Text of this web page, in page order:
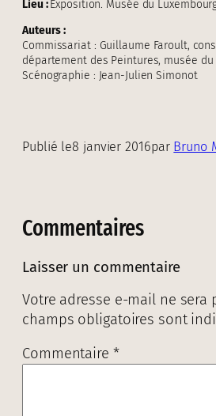
Lieu :Exposition. Musée du
Auteurs :
Commissariat : Guillaume Faroult,
département des Peintures, musée du
Scénographie : Jean-Julien Simonot
Publié le8 janvier 2016par Bruno
Commentaires
Laisser un commentaire
Votre adresse e-mail ne sera
champs obligatoires sont
Commentaire *